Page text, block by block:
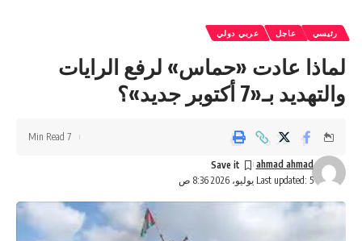
رئيسي عاجل عربي دولي
لماذا عادت «حماس» لرفع الرايات
والتهديد بـ«7 أكتوبر جديد»؟
Last updated: 5 يوليو، 2026 8:36 ص
ahmad ahmad
7 Min Read